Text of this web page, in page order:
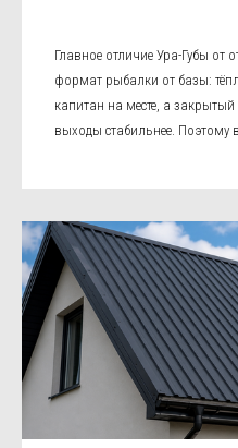
Главное отличие Ура-Губы от
формат рыбалки от базы:
капитан на месте, а
выходы стабильнее. Поэтому